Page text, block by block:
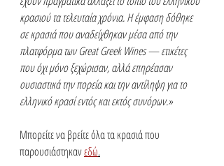
κρασιού τα τελευταία χρόνια. Η έμφαση δόθηκε
σε κρασιά που αναδείχθηκαν μέσα από την
πλατφόρμα των Great Greek Wines — ετικέτες
που όχι μόνο ξεχώρισαν, αλλά επηρέασαν
ουσιαστικά την πορεία και την αντίληψη για το
ελληνικό κρασί εντός και εκτός συνόρων.»
Μπορείτε να βρείτε όλα τα κρασιά που
παρουσιάστηκαν εδώ.